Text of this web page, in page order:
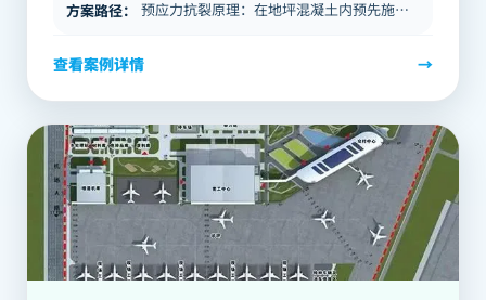
方案路径： 预应力抗裂原理：在地坪混凝土内预先施加压应力，使混凝土处于受压状态。当收缩应力产生时，首先要克服这一主动压应力，才能…
查看案例详情 →